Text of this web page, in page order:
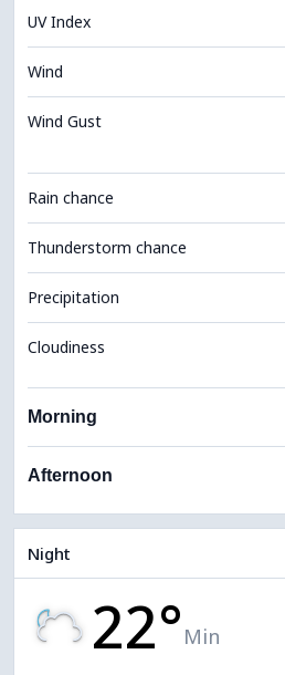
UV Index
Wind
Wind Gust
Rain chance
Thunderstorm chance
Precipitation
Cloudiness
Morning
Afternoon
Night
22° Min